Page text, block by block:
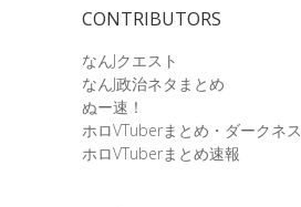
CONTRIBUTORS
なんJクエスト
なんJ政治ネタまとめ
ぬー速！
ホロVTuberまとめ・ダークネス
ホロVTuberまとめ速報